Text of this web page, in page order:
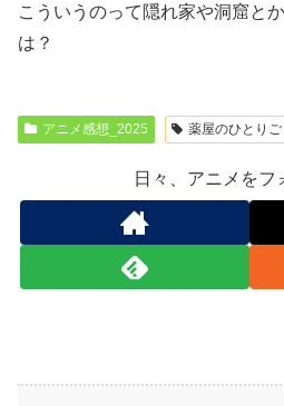
こういうのって隠れ家や洞窟と
は？
アニメ感想_2025 薬屋のひとりご
日々、アニメをフ